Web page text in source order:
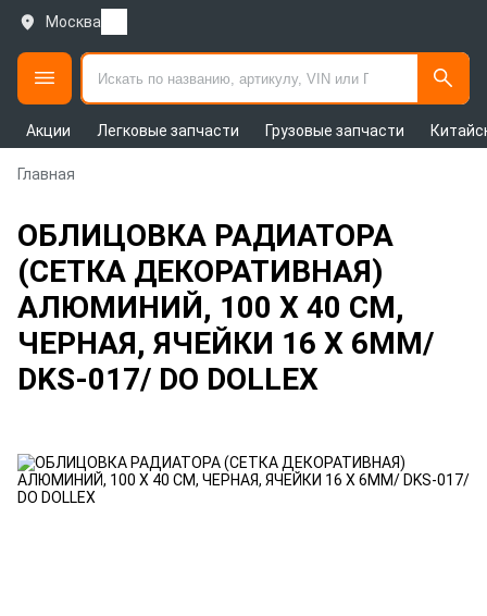
Москва
Акции Легковые запчасти Грузовые запчасти
Главная
ОБЛИЦОВКА РАДИАТОРА
(СЕТКА ДЕКОРАТИВНАЯ)
АЛЮМИНИЙ, 100 Х 40 СМ,
ЧЕРНАЯ, ЯЧЕЙКИ 16 Х 6ММ/
DKS-017/ DO DOLLEX